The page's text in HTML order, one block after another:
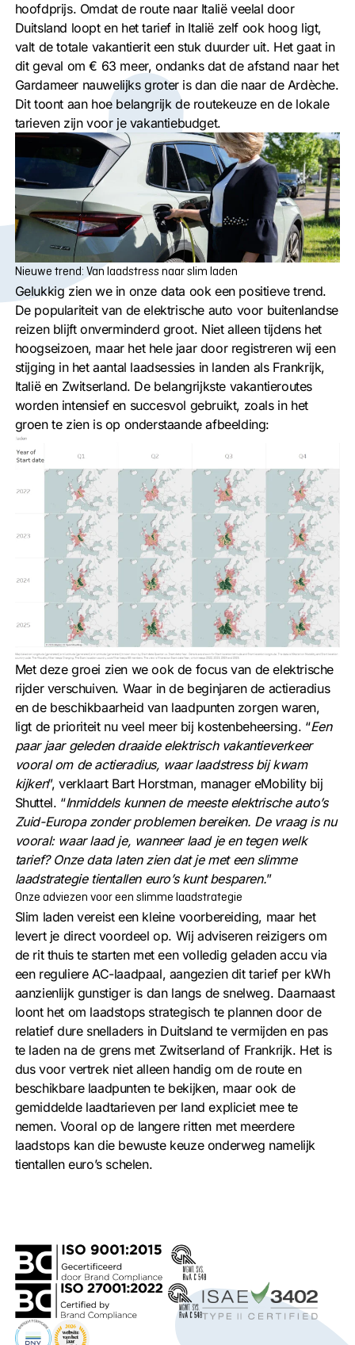
hoofdprijs. Omdat de route naar Italië veelal door
Duitsland loopt en het tarief in Italië zelf ook hoog ligt,
valt de totale vakantierit een stuk duurder uit. Het gaat in
dit geval om € 63 meer, ondanks dat de afstand naar het
Gardameer nauwelijks groter is dan die naar de Ardèche.
Dit toont aan hoe belangrijk de routekeuze en de lokale
tarieven zijn voor je vakantiebudget.
Nieuwe trend: Van laadstress naar slim laden
Gelukkig zien we in onze data ook een positieve trend.
De populariteit van de elektrische auto voor buitenlandse
reizen blijft onverminderd groot. Niet alleen tijdens het
hoogseizoen, maar het hele jaar door registreren wij een
stijging in het aantal laadsessies in landen als Frankrijk,
Italië en Zwitserland. De belangrijkste vakantieroutes
worden intensief en succesvol gebruikt, zoals in het
groen te zien is op onderstaande afbeelding:
Met deze groei zien we ook de focus van de elektrische
rijder verschuiven. Waar in de beginjaren de actieradius
en de beschikbaarheid van laadpunten zorgen waren,
ligt de prioriteit nu veel meer bij kostenbeheersing. “Een
paar jaar geleden draaide elektrisch vakantieverkeer
vooral om de actieradius, waar laadstress bij kwam
kijken”, verklaart Bart Horstman, manager eMobility bij
Shuttel. “Inmiddels kunnen de meeste elektrische auto’s
Zuid-Europa zonder problemen bereiken. De vraag is nu
vooral: waar laad je, wanneer laad je en tegen welk
tarief? Onze data laten zien dat je met een slimme
laadstrategie tientallen euro’s kunt besparen.”
Onze adviezen voor een slimme laadstrategie
Slim laden vereist een kleine voorbereiding, maar het
levert je direct voordeel op. Wij adviseren reizigers om
de rit thuis te starten met een volledig geladen accu via
een reguliere AC-laadpaal, aangezien dit tarief per kWh
aanzienlijk gunstiger is dan langs de snelweg. Daarnaast
loont het om laadstops strategisch te plannen door de
relatief dure snelladers in Duitsland te vermijden en pas
te laden na de grens met Zwitserland of Frankrijk. Het is
dus voor vertrek niet alleen handig om de route en
beschikbare laadpunten te bekijken, maar ook de
gemiddelde laadtarieven per land expliciet mee te
nemen. Vooral op de langere ritten met meerdere
laadstops kan die bewuste keuze onderweg namelijk
tientallen euro’s schelen.